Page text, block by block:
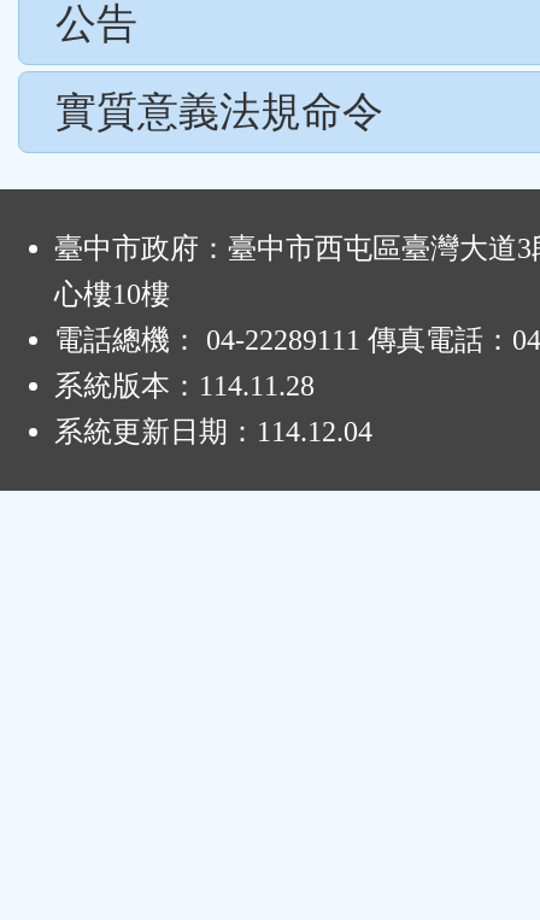
公告
實質意義法規命令
臺中市政府：臺中市西屯區臺灣大道3
心樓10樓
電話總機： 04-22289111 傳真電話：
系統版本： 114.11.28
系統更新日期： 114.12.04